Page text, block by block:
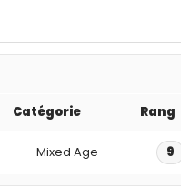
Catégorie Rang
Mixed Age 9